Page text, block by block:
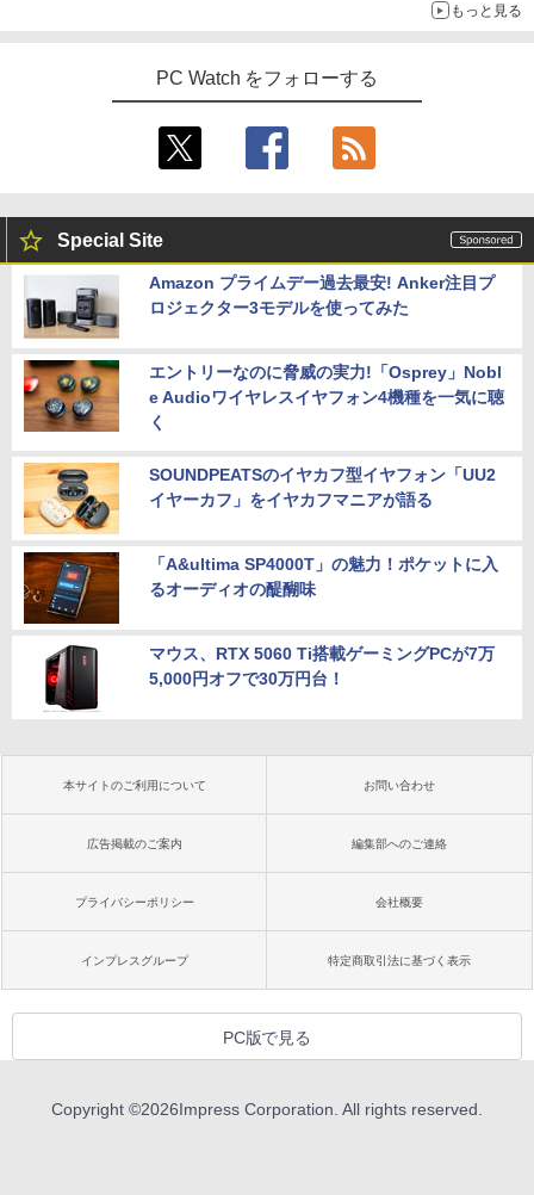
もっと見る
PC Watch をフォローする
Special Site
Amazon プライムデー過去最安! Anker注目プ
ロジェクター3モデルを使ってみた
エントリーなのに脅威の実力!「Osprey」Nobl
e Audioワイヤレスイヤフォン4機種を一気に聴
く
SOUNDPEATSのイヤカフ型イヤフォン「UU2
イヤーカフ」をイヤカフマニアが語る
「A&ultima SP4000T」の魅力！ポケットに入
るオーディオの醍醐味
マウス、RTX 5060 Ti搭載ゲーミングPCが7万
5,000円オフで30万円台！
本サイトのご利用について お問い合わせ
広告掲載のご案内 編集部へのご連絡
プライバシーポリシー 会社概要
インプレスグループ 特定商取引法に基づく表示
PC版で見る
Copyright ©2026Impress Corporation. All rights reserved.